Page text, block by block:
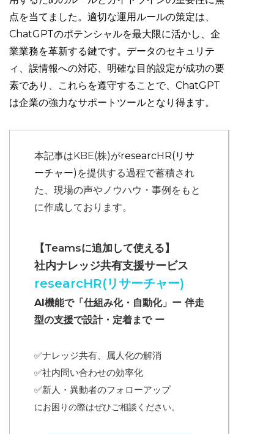
点を当てました。適切な運用ルールの策定は、
ChatGPTのポテンシャルを最大限に活かし、企
業業務を革新する鍵です。データのセキュリテ
ィ、誤情報への対応、明確な目的設定が成功の要
素であり、これらを遵守することで、ChatGPT
は企業の強力なサポートツールとなり得ます。
本記事はKBE(株)がresearcHR(リサ
ーチャー) を提供する過程で蓄積され
た、現場の声やノウハウ・事例をもと
に作成しております。
【Teamsに追加して使える】
社内ナレッジ共有支援サービス
researcHR(リサーチャー)
AI機能で「仕組み化・自動化」ー 伴走
型の支援で設計・定着まで ー
✅ナレッジ共有、属人化の解消
✅社内問い合わせの効率化
✅新人・異動者のフォローアップ
にお困りの際はぜひご相談ください。